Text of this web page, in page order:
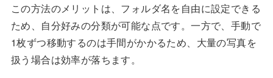
この方法のメリットは、フォルダ名を自由に設定できる
ため、自分好みの分類が可能な点です。一方で、手動で
1枚ずつ移動するのは手間がかかるため、大量の写真を
扱う場合は効率が落ちます。